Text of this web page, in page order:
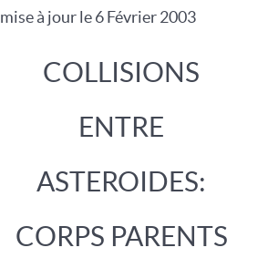
mise à jour le 6 Février 2003
COLLISIONS
ENTRE
ASTEROIDES:
CORPS PARENTS